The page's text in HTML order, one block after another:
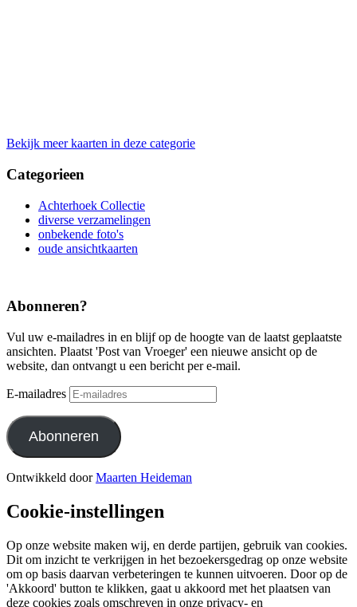
Bekijk meer kaarten in deze categorie
Categorieen
Achterhoek Collectie
diverse verzamelingen
onbekende foto's
oude ansichtkaarten
Abonneren?
Vul uw e-mailadres in en blijf op de hoogte van de laatst geplaatste
ansichten. Plaatst 'Post van Vroeger' een nieuwe ansicht op de
website, dan ontvangt u een bericht per e-mail.
E-mailadres
Abonneren
Ontwikkeld doorMaarten Heideman
Cookie-instellingen
Op onze website maken wij, en derde partijen, gebruik van cookies.
Dit om inzicht te verkrijgen in het bezoekersgedrag op onze website
om op basis daarvan verbeteringen te kunnen uitvoeren. Door op de
'Akkoord' button te klikken, gaat u akkoord met het plaatsen van
deze cookies zoals omschreven in onze privacy- en